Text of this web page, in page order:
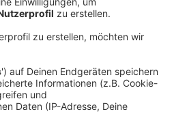
07:35